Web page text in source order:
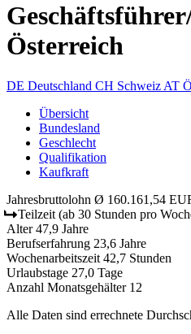
Österreich
DE Deutschland CH Schweiz AT
Übersicht
Bundesland
Geschlecht
Qualifikation
Kaufkraft
Jahresbruttolohn Ø 160.161,54
Teilzeit (ab 30 Stunden pro
Alter 47,9 Jahre
Berufserfahrung 23,6 Jahre
Wochenarbeitszeit 42,7 Stunden
Urlaubstage 27,0 Tage
Anzahl Monatsgehälter 12
Alle Daten sind errechnete